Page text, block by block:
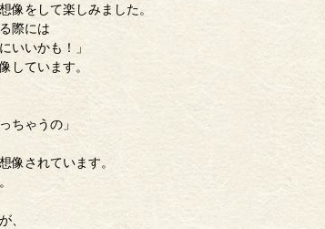
像をして楽しみました。
際には
いいかも！」
しています。
ちゃうの」
像されています。
、